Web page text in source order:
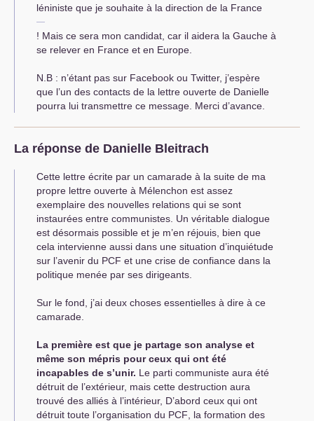
léniniste que je souhaite à la direction de la France
! Mais ce sera mon candidat, car il aidera la Gauche à
se relever en France et en Europe.
N.B : n’étant pas sur Facebook ou Twitter, j’espère
que l’un des contacts de la lettre ouverte de Danielle
pourra lui transmettre ce message. Merci d’avance.
La réponse de Danielle Bleitrach
Cette lettre écrite par un camarade à la suite de ma
propre lettre ouverte à Mélenchon est assez
exemplaire des nouvelles relations qui se sont
instaurées entre communistes. Un véritable dialogue
est désormais possible et je m’en réjouis, bien que
cela intervienne aussi dans une situation d’inquiétude
sur l’avenir du PCF et une crise de confiance dans la
politique menée par ses dirigeants.
Sur le fond, j’ai deux choses essentielles à dire à ce
camarade.
La première est que je partage son analyse et
même son mépris pour ceux qui ont été
incapables de s’unir. Le parti communiste aura été
détruit de l’extérieur, mais cette destruction aura
trouvé des alliés à l’intérieur, D’abord ceux qui ont
détruit toute l’organisation du PCF , la formation des